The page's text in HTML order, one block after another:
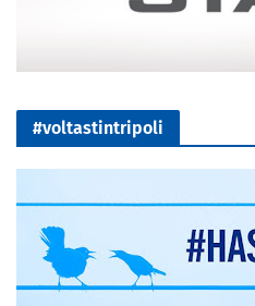
#voltastintripoli